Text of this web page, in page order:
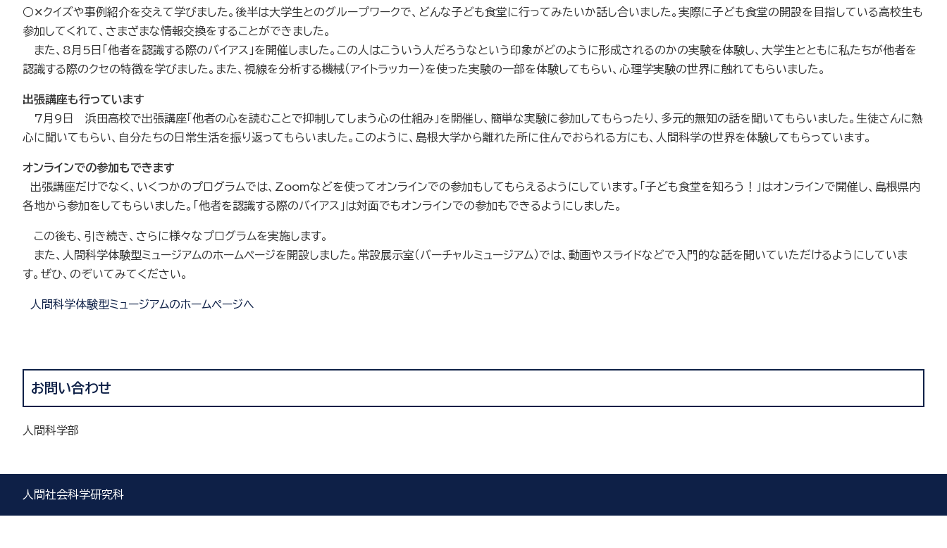
○✕クイズや事例紹介を交えて学びました。後半は大学生とのグループワークで、どんな子ども食堂に行ってみたいか話し合いました。実際に子ども食堂の開設を目指している高校生も
参加してくれて、さまざまな情報交換をすることができました。
また、8月5日「他者を認識する際のバイアス」を開催しました。この人はこういう人だろうなという印象がどのように形成されるのかの実験を体験し、大学生とともに私たちが他者を
認識する際のクセの特徴を学びました。また、視線を分析する機械（アイトラッカー）を使った実験の一部を体験してもらい、心理学実験の世界に触れてもらいました。
出張講座も行っています
7月9日 浜田高校で出張講座「他者の心を読むことで抑制してしまう心の仕組み」を開催し、簡単な実験に参加してもらったり、多元的無知の話を聞いてもらいました。生徒さんに熱
心に聞いてもらい、自分たちの日常生活を振り返ってもらいました。このように、島根大学から離れた所に住んでおられる方にも、人間科学の世界を体験してもらっています。
オンラインでの参加もできます
出張講座だけでなく、いくつかのプログラムでは、Zoomなどを使ってオンラインでの参加もしてもらえるようにしています。「子ども食堂を知ろう！」はオンラインで開催し、島根県内
各地から参加をしてもらいました。「他者を認識する際のバイアス」は対面でもオンラインでの参加もできるようにしました。
この後も、引き続き、さらに様々なプログラムを実施します。
また、人間科学体験型ミュージアムのホームページを開設しました。常設展示室（バーチャルミュージアム）では、動画やスライドなどで入門的な話を聞いていただけるようにしていま
す。ぜひ、のぞいてみてください。
人間科学体験型ミュージアムのホームページへ
お問い合わせ
人間科学部
人間社会科学研究科